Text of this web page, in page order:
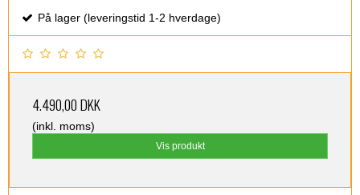
På lager (leveringstid 1-2 hverdage)
4.490,00 DKK
(inkl. moms)
Vis produkt